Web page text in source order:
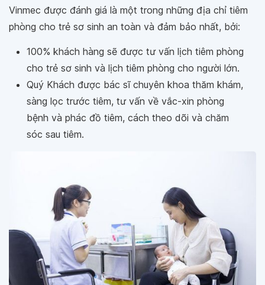
Vinmec được đánh giá là một trong những địa chỉ tiêm
phòng cho trẻ sơ sinh an toàn và đảm bảo nhất, bởi:
100% khách hàng sẽ được tư vấn lịch tiêm phòng
cho trẻ sơ sinh và lịch tiêm phòng cho người lớn.
Quý Khách được bác sĩ chuyên khoa thăm khám,
sàng lọc trước tiêm, tư vấn về vắc-xin phòng
bệnh và phác đồ tiêm, cách theo dõi và chăm
sóc sau tiêm.